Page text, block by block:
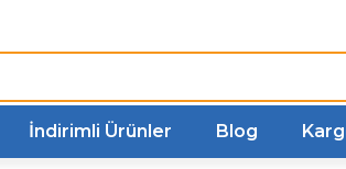
İndirimli Ürünler Blog